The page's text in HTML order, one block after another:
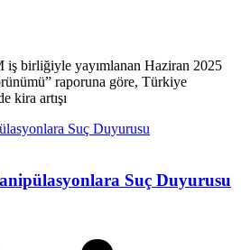
birliğiyle yayımlanan Haziran 2025
raporuna göre, Türkiye
kira artışı
Suç Duyurusu